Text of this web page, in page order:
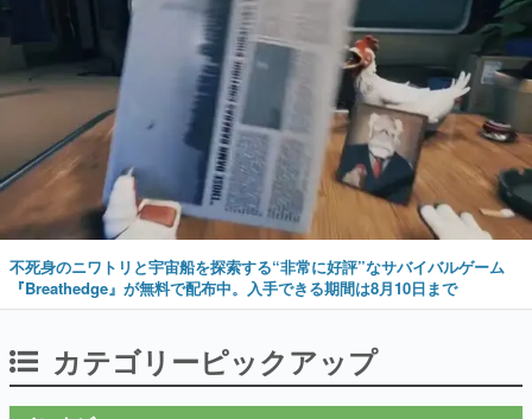
不死身のニワトリと宇宙船を探索する“非常に好評”なサバイバルゲーム
『Breathedge』が無料で配布中。入手できる期間は8月10日まで
カテゴリーピックアップ